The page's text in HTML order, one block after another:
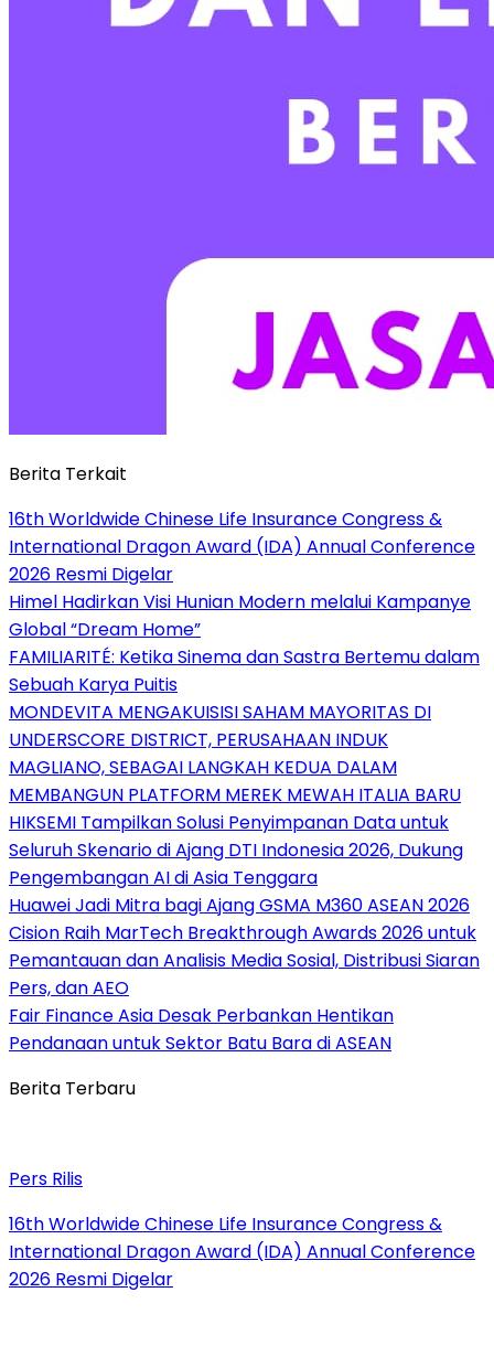
Berita Terkait
16th Worldwide Chinese Life Insurance Congress &
International Dragon Award (IDA) Annual Conference
2026 Resmi Digelar
Himel Hadirkan Visi Hunian Modern melalui Kampanye
Global “Dream Home”
FAMILIARITÉ: Ketika Sinema dan Sastra Bertemu dalam
Sebuah Karya Puitis
MONDEVITA MENGAKUISISI SAHAM MAYORITAS DI
UNDERSCORE DISTRICT, PERUSAHAAN INDUK
MAGLIANO, SEBAGAI LANGKAH KEDUA DALAM
MEMBANGUN PLATFORM MEREK MEWAH ITALIA BARU
HIKSEMI Tampilkan Solusi Penyimpanan Data untuk
Seluruh Skenario di Ajang DTI Indonesia 2026, Dukung
Pengembangan AI di Asia Tenggara
Huawei Jadi Mitra bagi Ajang GSMA M360 ASEAN 2026
Cision Raih MarTech Breakthrough Awards 2026 untuk
Pemantauan dan Analisis Media Sosial, Distribusi Siaran
Pers, dan AEO
Fair Finance Asia Desak Perbankan Hentikan
Pendanaan untuk Sektor Batu Bara di ASEAN
Berita Terbaru
Pers Rilis
16th Worldwide Chinese Life Insurance Congress &
International Dragon Award (IDA) Annual Conference
2026 Resmi Digelar